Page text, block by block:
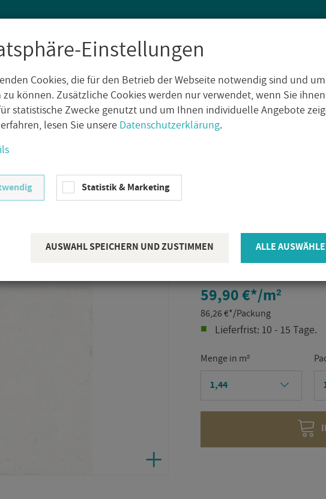
Einstellungen
Cookies, die für den Betrieb der Webseite notwendig sind und
zu können. Zusätzliche Cookies werden nur verwendet, wenn Sie
statistische Zwecke genutzt und um Ihnen individuelle Angebote
lesen Sie unsere Datenschutzerklärung.
Statistik & Marketing
AUSWAHL SPEICHERN UND ZUSTIMMEN ALLE
BO­DEN­FLIE­SEN WAND­FLIE­SEN AUS­SEN­FLIE­SEN DE­KO­RE
Iro Lo­to-Whi­te 60x120cm rek­ti­fi­ziert
Edi­max
Whi­te
Ar­ti­kel­num­mer:6QA6
59,90 €*/m²
86,26 €*/Packung
Lie­fer­frist: 10 - 15 Tage.
Menge in m²